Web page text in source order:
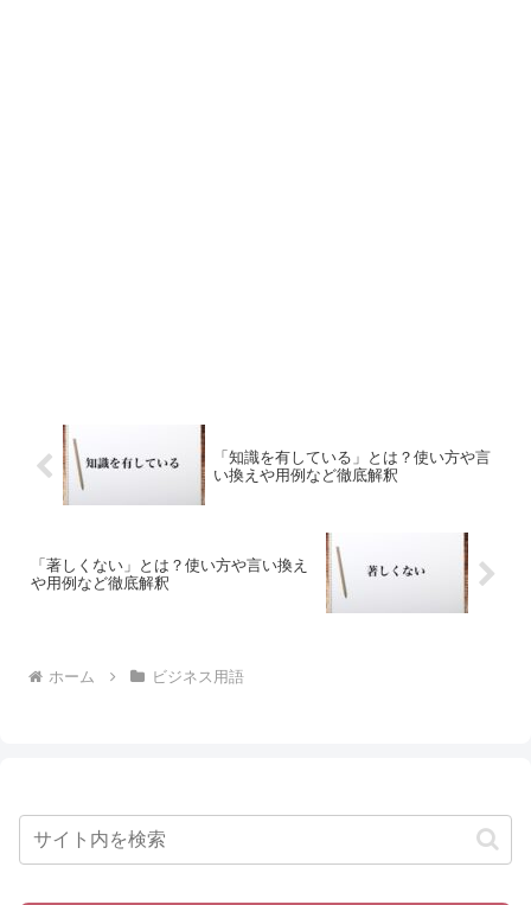
「知識を有している」とは？使い方や言
い換えや用例など徹底解釈
「著しくない」とは？使い方や言い換え
や用例など徹底解釈
ホーム ビジネス用語